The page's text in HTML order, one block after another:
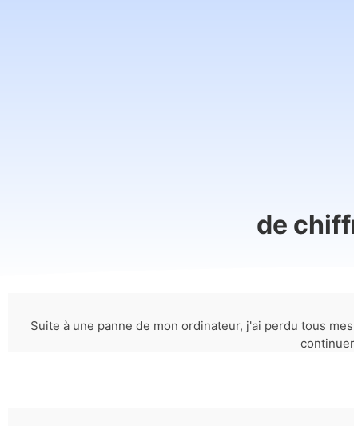
de
Suite à une panne de mon ordinateur, j'ai perdu tous